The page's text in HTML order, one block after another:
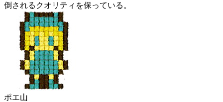
倒されるクオリティを保っている。
ポエ山